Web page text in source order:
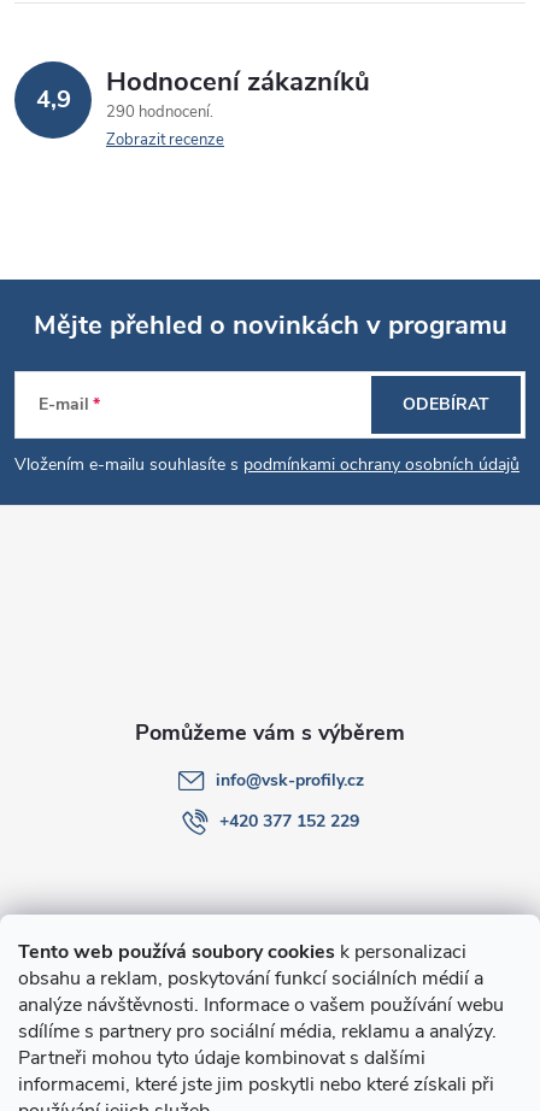
Tento web používá soubory cookies k personalizaci
obsahu a reklam, poskytování funkcí sociálních médií a
analýze návštěvnosti. Informace o vašem používání webu
sdílíme s partnery pro sociální média, reklamu a analýzy.
Partneři mohou tyto údaje kombinovat s dalšími
informacemi, které jste jim poskytli nebo které získali při
4,9 Hodnocení zákazníků
290 hodnocení
Zobrazit recenze
Z
á
p
Mějte přehled o novinkách v programu
E-mail
Vložením e-mailu souhlasíte s podmínkami ochrany osobních údajů
ODEBÍRAT
O nákupu
Novinky v programu Alusic
info@vsk-profily.cz
+420 377 152 229